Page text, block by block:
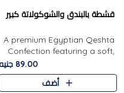
قشطة بالبندق والشوكولاتة كبير
A premium Egyptian Qeshta
Confection featuring a soft,
creamy texture paired with a
rich layer of premium
chocolate and the distinctive
89.00 جنيه
أضف